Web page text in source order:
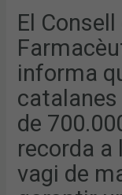
El Consell
informa
de
recorda a
vagi de
QUE
LES
FARMÀCIES
CATALANES
HAN
DISPENSAT
MÉS
DE
700.000
MASCARETES
RECORDA
A
LA
POBLACIÓ
QUE
HI
VAGI